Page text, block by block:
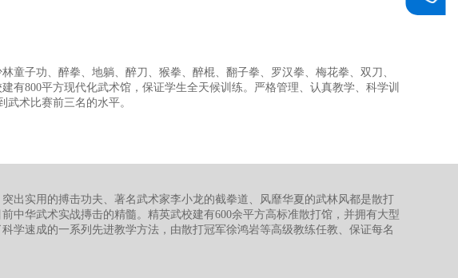
童子功、醉拳、地躺、醉刀、猴拳、醉棍、翻子拳、罗汉拳、梅花拳、双刀、
有800平方现代化武术馆，保证学生全天候训练。严格管理、认真教学、科学训
术比赛前三名的水平。
出实用的搏击功夫、著名武术家李小龙的截拳道、风靡华夏的武林风都是散打
中华武术实战摶击的精髓。精英武校建有600余平方高标准散打馆，并拥有大型
学速成的一系列先进教学方法，由散打冠军徐鸿岩等高级教练任教、保证每名